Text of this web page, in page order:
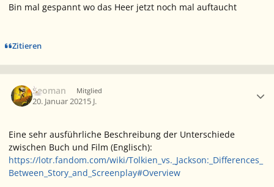
Bin mal gespannt wo das Heer jetzt noch mal auftaucht
Zitieren
Seoman Mitglied
20. Januar 20215 J.
Eine sehr ausführliche Beschreibung der Unterschiede
zwischen Buch und Film (Englisch):
https://lotr.fandom.com/wiki/Tolkien_vs._Jackson:_Differences_
Between_Story_and_Screenplay#Overview